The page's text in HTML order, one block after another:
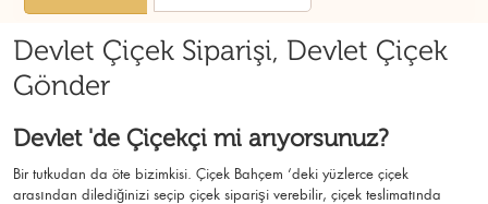
Devlet Çiçek Siparişi, Devlet Çiçek
Gönder
Devlet 'de Çiçekçi mi arıyorsunuz?
Bir tutkudan da öte bizimkisi. Çiçek Bahçem ‘deki yüzlerce çiçek
arasından dilediğinizi seçip çiçek siparişi verebilir, çiçek teslimatında